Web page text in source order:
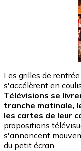
Les grilles de
s'accélèrent en
Télévisions se
tranche matinale,
les cartes de leur
propositions
s'annoncent
du petit écran.